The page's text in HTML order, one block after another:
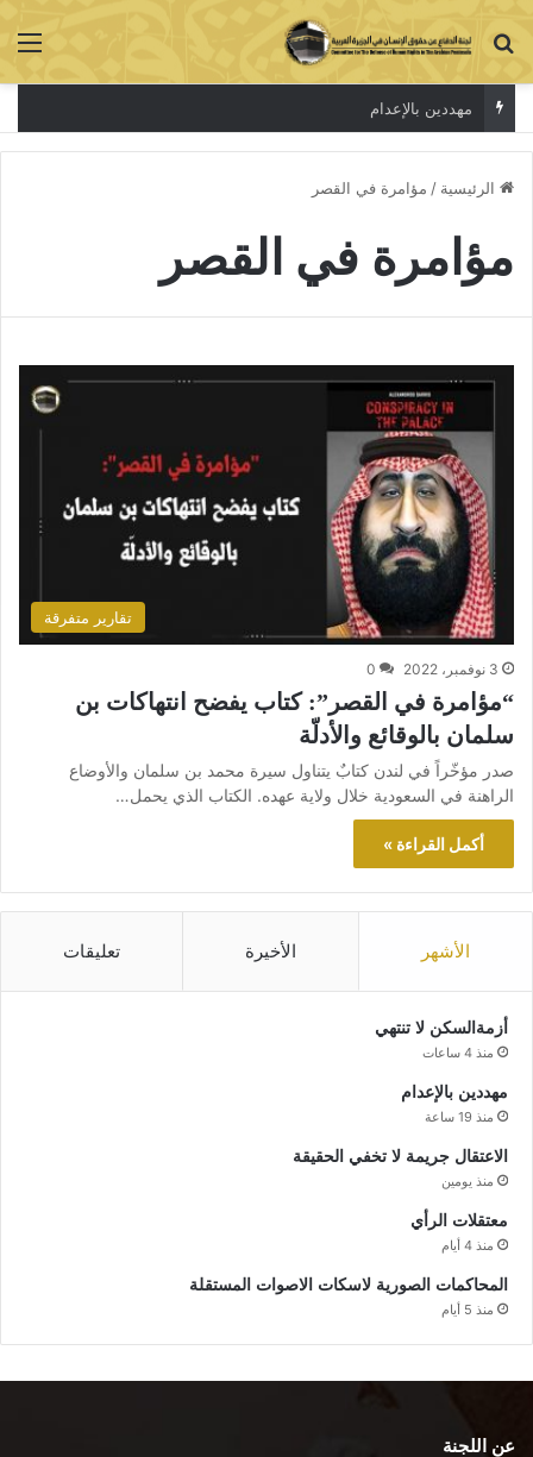
بحث عن
مهددين بالإعدام
الرئيسية / مؤامرة في القصر
مؤامرة في القصر
تقارير متفرقة
3 نوفمبر، 2022 0
“مؤامرة في القصر”: كتاب يفضح انتهاكات بن
سلمان بالوقائع والأدلّة
صدر مؤخّراً في لندن كتابٌ يتناول سيرة محمد بن سلمان والأوضاع
الراهنة في السعودية خلال ولاية عهده. الكتاب الذي يحمل…
أكمل القراءة »
الأشهر الأخيرة تعليقات
أزمةالسكن لا تنتهي
منذ 4 ساعات
مهددين بالإعدام
منذ 19 ساعة
الاعتقال جريمة لا تخفي الحقيقة
منذ يومين
معتقلات الرأي
منذ 4 أيام
المحاكمات الصورية لاسكات الاصوات المستقلة
منذ 5 أيام
عن اللجنة